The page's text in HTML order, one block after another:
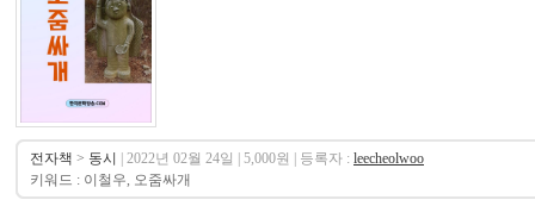
전자책 > 동시 | 2022년 02월 24일 | 5,000원 | 등록자 : leecheolwoo
키워드 : 이철우, 오줌싸개